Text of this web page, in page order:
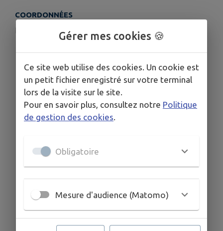
COORDONNÉES
lassoalaferme.44@gmail.com
Gérer mes cookies 🍪
Ce site web utilise des cookies. Un cookie est
un petit fichier enregistré sur votre terminal
lors de la visite sur le site.
Pour en savoir plus, consultez notre Politique
de gestion des cookies.
Obligatoire
Mesure d'audience (Matomo)